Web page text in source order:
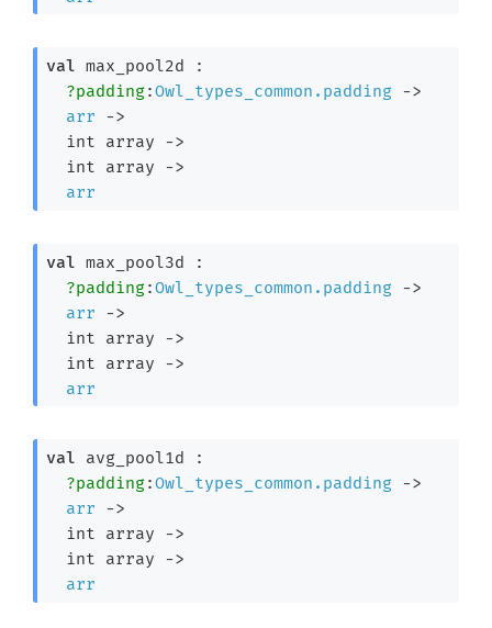
val max_pool2d :
?padding:Owl_types_common.padding ->
arr
->
int array
->
int array
->
arr
val max_pool3d :
?padding:Owl_types_common.padding ->
arr
->
int array
->
int array
->
arr
val avg_pool1d :
?padding:Owl_types_common.padding ->
arr
->
int array
->
int array
->
arr